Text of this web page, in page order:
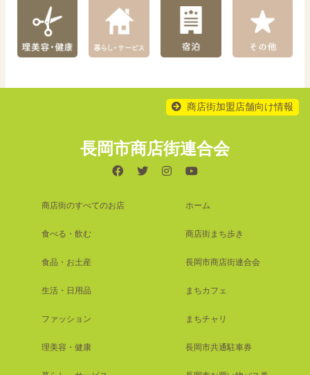
商店街加盟店舗向け情報
長岡市商店街連合会
商店街のすべてのお店
食べる・飲む
食品・お土産
生活・日用品
ファッション
理美容・健康
ホーム
商店街まち歩き
長岡市商店街連合会
まちカフェ
まちチャリ
長岡市共通駐車券